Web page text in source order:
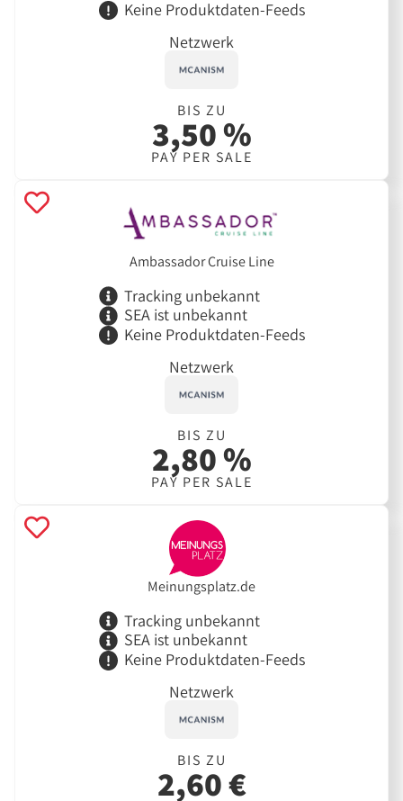
Keine Produktdaten-Feeds
Netzwerk
BIS ZU
3,50 %
PAY PER SALE
Ambassador Cruise Line
Tracking unbekannt
SEA ist unbekannt
Keine Produktdaten-Feeds
Netzwerk
BIS ZU
2,80 %
PAY PER SALE
Meinungsplatz.de
Tracking unbekannt
SEA ist unbekannt
Keine Produktdaten-Feeds
Netzwerk
BIS ZU
2,60 €